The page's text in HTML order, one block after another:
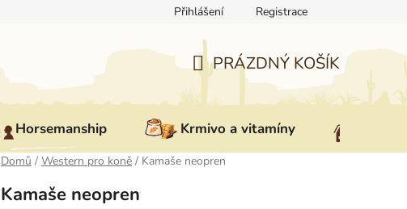
Reklamace Doprava a platba
Přihlášení Registrace
NÁKUPNÍ
KOŠÍK
PRÁZDNÝ KOŠÍK
Horsemanship Krmivo a vitamíny
Domů / Western pro koně / Kamaše neopren
Kamaše neopren